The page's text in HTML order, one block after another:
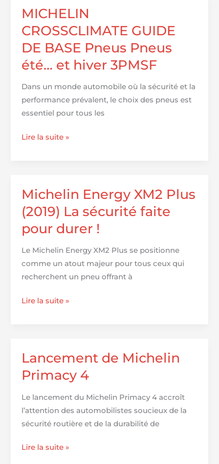
105
Michelin
Pilot
Sport
MICHELIN
CROSSCLIMATE GUIDE
DE BASE Pneus Pneus
été… et hiver 3PMSF
Dans un monde automobile où la sécurité et la
performance prévalent, le choix des pneus est
essentiel pour tous les
MICHELIN
BASE
Pneus
été…
hiver
3PMSF
Lire la suite »
Michelin Energy XM2 Plus
(2019) La sécurité faite
pour durer !
Le Michelin Energy XM2 Plus se positionne
comme un atout majeur pour tous ceux qui
recherchent un pneu offrant à
Michelin
(2019)
sécurité
faite
pour
durer
Lire la suite »
Lancement de Michelin
Primacy 4
Le lancement du Michelin Primacy 4 accroît
l’attention des automobilistes soucieux de la
sécurité routière et de la durabilité de
Lancement
Lire la suite »